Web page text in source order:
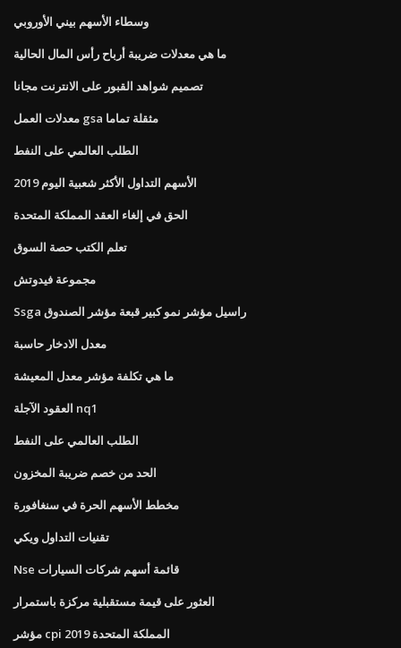
وسطاء الأسهم بيني الأوروبي
ما هي معدلات ضريبة أرباح رأس المال الحالية
تصميم شواهد القبور على الانترنت مجانا
معدلات العمل gsa مثقلة تماما
الطلب العالمي على النفط
الأسهم التداول الأكثر شعبية اليوم 2019
الحق في إلغاء العقد المملكة المتحدة
تعلم الكتب حصة السوق
مجموعة فيدوتش
Ssga راسيل مؤشر نمو كبير قبعة مؤشر الصندوق
معدل الادخار حاسبة
ما هي تكلفة مؤشر معدل المعيشة
العقود الآجلة nq1
الطلب العالمي على النفط
الحد من خصم ضريبة المخزون
مخطط الأسهم الحرة في سنغافورة
تقنيات التداول ويكي
Nse قائمة أسهم شركات السيارات
العثور على قيمة مستقبلية مركزة باستمرار
مؤشر cpi المملكة المتحدة 2019